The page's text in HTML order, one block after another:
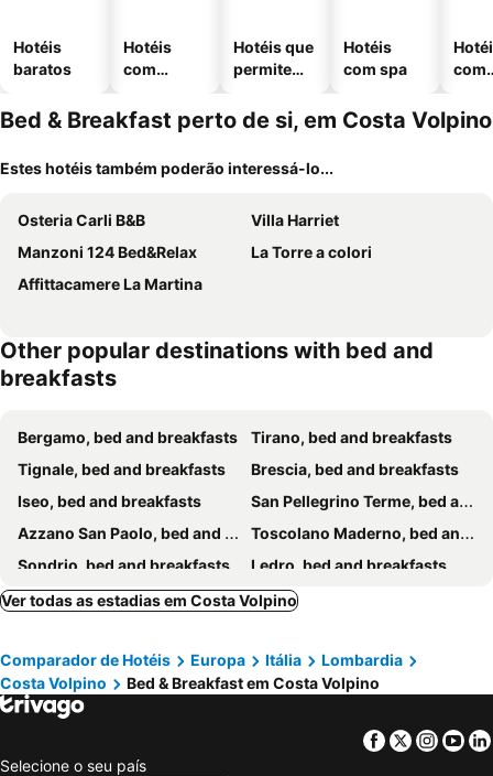
Hotéis
baratos
Hotéis
com
Hotéis que
permitem
Hotéis
com spa
com
Bed & Breakfast perto de si, em Costa Volpino
Estes hotéis também poderão interessá-lo...
Osteria Carli B&B
Villa Harriet
Manzoni 124 Bed&Relax
La Torre a colori
Affittacamere La Martina
Other popular destinations with bed and
breakfasts
Bergamo, bed and breakfasts
Tirano, bed and breakfasts
Tignale, bed and breakfasts
Brescia, bed and breakfasts
Iseo, bed and breakfasts
San Pellegrino Terme, bed and breakfasts
Azzano San Paolo, bed and breakfasts
Toscolano Maderno, bed and breakfasts
Sondrio, bed and breakfasts
Ledro, bed and breakfasts
Manerba del Garda, bed and breakfasts
Moniga del Garda, bed and breakfasts
Castro, bed and breakfasts
Sarnico, bed and breakfasts
Puegnago sul Garda, bed and breakfasts
Salo, bed and breakfasts
Bagnolo Mella, bed and breakfasts
Rota d’Imagna, bed and breakfasts
Grassobbio, bed and breakfasts
Ver todas as estadias em Costa Volpino
Comparador de Hotéis Europa Itália
Lombardia
Costa Volpino
Bed & Breakfast em Costa Volpino
Facebook
Twitter
Selecione o seu país